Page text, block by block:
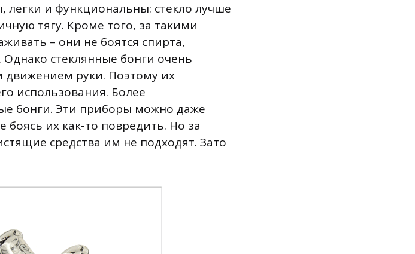
и функциональны: стекло лучше
тягу. Кроме того, за такими
– они не боятся спирта,
Однако стеклянные бонги очень
движением руки. Поэтому их
использования. Более
бонги. Эти приборы можно даже
боясь их как-то повредить. Но за
средства им не подходят. Зато